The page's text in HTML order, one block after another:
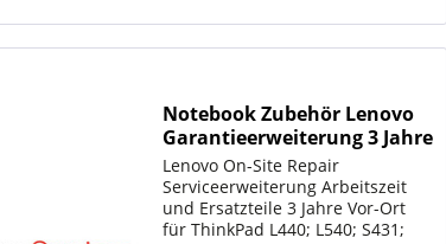
Notebook Zubehör Lenovo
Garantieerweiterung 3 Jahre
Lenovo On-Site Repair
Serviceerweiterung Arbeitszeit
und Ersatzteile 3 Jahre Vor-Ort
für ThinkPad L440; L540; S431;